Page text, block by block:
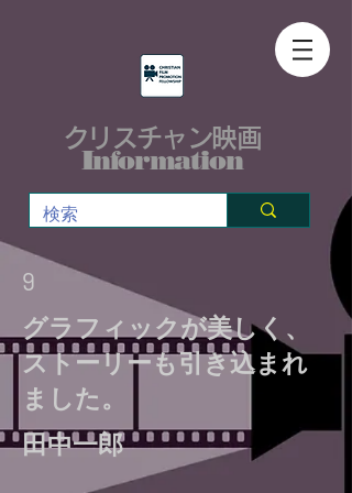
クリスチャン映画
Information
9
グラフィックが美しく、
ストーリーも引き込まれ
ました。
田中一郎